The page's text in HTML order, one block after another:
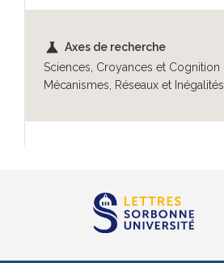
science Axes de recherche
Sciences, Croyances et Cognition
Mécanismes, Réseaux et Inégalités